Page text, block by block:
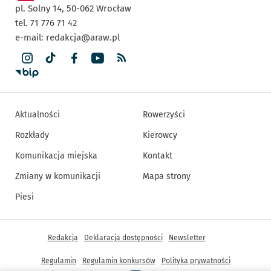
pl. Solny 14, 50-062 Wrocław
tel. 71 776 71 42
e-mail: redakcja@araw.pl
Aktualności
Rozkłady
Komunikacja miejska
Zmiany w komunikacji
Piesi
Rowerzyści
Kierowcy
Kontakt
Mapa strony
Inne informacje
Redakcja Deklaracja dostępności Newsletter
Regulamin Regulamin konkursów Polityka prywatności